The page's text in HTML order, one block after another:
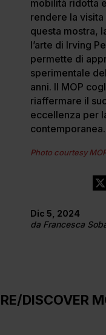
mobilità ridotta
rendere la
questa mostra,
l’arte di Irving
permette di
sperimentale
anni. Il MOP
riaffermare il
eccellenza per
contemporanea.
Photo courtesy
Dic 5, 2024
da Francesca
MORE/